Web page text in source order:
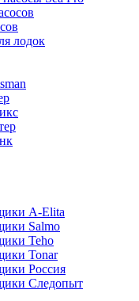
лодок
A-Elita
Salmo
Teho
Tonar
Россия
Следопыт